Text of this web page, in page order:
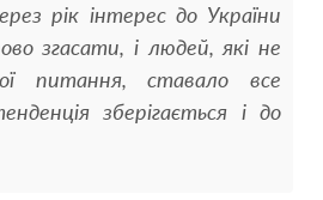
рік інтерес до України
згасати, і людей, які не
питання, ставало все
зберігається і до